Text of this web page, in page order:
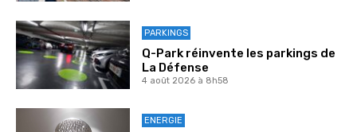
PARKINGS
Q-Park réinvente les parkings de
La Défense
4 août 2026 à 8h58
ENERGIE